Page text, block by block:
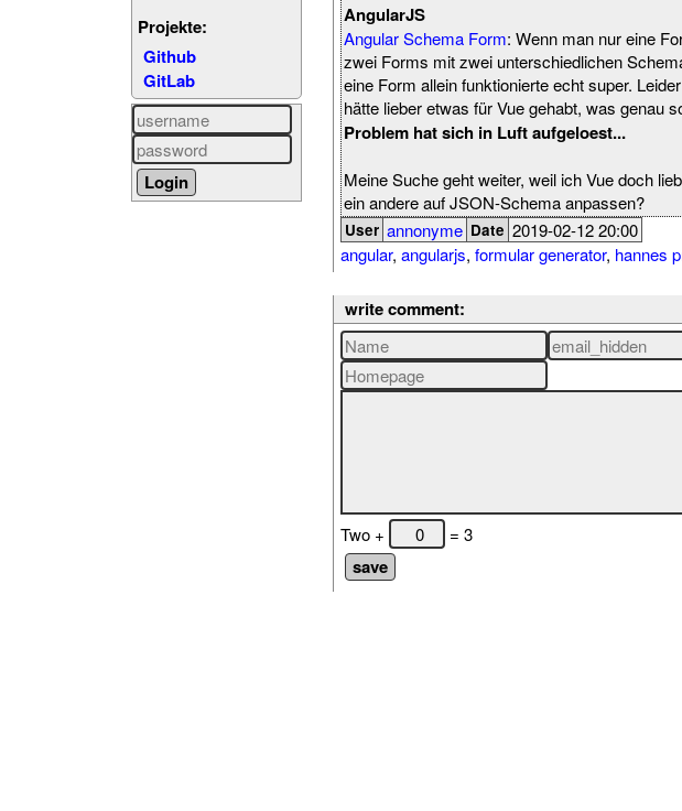
Projekte:
Github
GitLab
AngularJS
Angular Schema Form: Wenn man nur eine
zwei Forms mit zwei unterschiedlichen
eine Form allein funktionierte echt super.
hätte lieber etwas für Vue gehabt, was genau
Problem hat sich in Luft aufgeloest...
Meine Suche geht weiter, weil ich Vue doch
ein andere auf JSON-Schema anpassen?
User annonyme Date 2019-02-12 20:00
angular, angularjs, formular generator, hannes
write comment:
Two + = 3